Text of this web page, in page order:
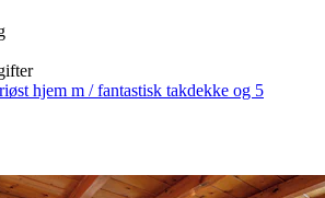
hjem m / fantastisk takdekke og 5